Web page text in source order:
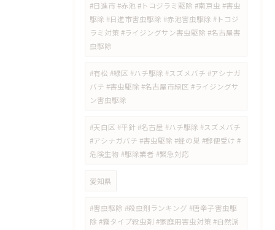
#日進市 #赤池 #トコジラミ駆除 #南京虫 #害虫
駆除 #日進市害虫駆除 #赤池害虫駆除 #トコジ
ラミ対策 #ライジングサン害虫駆除 #名古屋害
虫駆除
#有松 #緑区 #ハチ駆除 #スズメバチ #アシナガ
バチ #害虫駆除 #名古屋市緑区 #ライジングサ
ン害虫駆除
#天白区 #平針 #名古屋 #ハチ駆除 #スズメバチ
#アシナガバチ #害虫駆除 #蜂の巣 #郵便受け #
危険生物 #駆除業者 #緊急対応
愛知県
#害虫駆除 #殺虫剤ランキング #唐辛子害虫駆
除 #霧タイプ殺虫剤 #家庭用害虫対策 #自然派